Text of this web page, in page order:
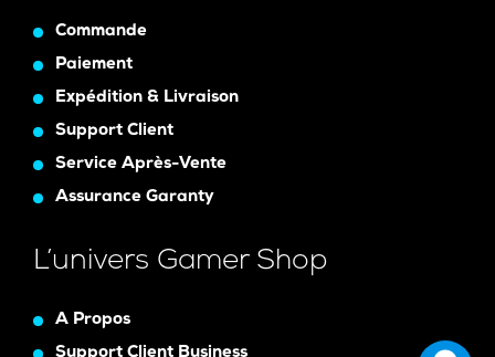
Commande
Paiement
Expédition & Livraison
Support Client
Service Après-Vente
Assurance Garanty
L’univers Gamer Shop
A Propos
Support Client Business